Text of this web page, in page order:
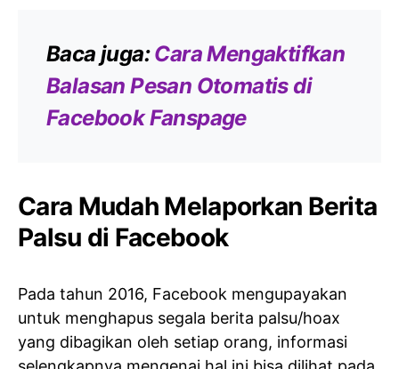
Baca juga:Cara Mengaktifkan
Balasan Pesan Otomatis di
Facebook Fanspage
Cara Mudah Melaporkan Berita
Palsu di Facebook
Pada tahun 2016, Facebook mengupayakan
untuk menghapus segala berita palsu/hoax
yang dibagikan oleh setiap orang, informasi